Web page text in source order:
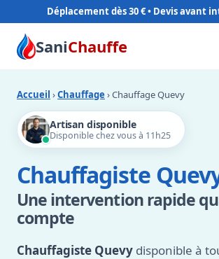
Déplacement dès 30 €
SaniChauffe
Accueil ›Chauffage › Chauffage Quevy
Artisan disponible
Disponible chez vous à 11h25
Chauffagiste
Une intervention rapide
compte
Chauffagiste Quevy disponible à